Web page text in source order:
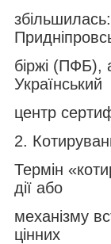
біржі (ПФБ),
Український
центр
2.
Термін
дії або
механізму
цінних